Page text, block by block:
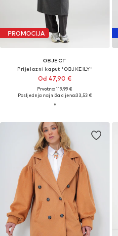
PROMOCIJA
OBJECT
Prijelazni kaput 'OBJKEILY'
Od 47,90 €
Prvotno: 119,99 €
Posljednja najniža cijena:33,53 €